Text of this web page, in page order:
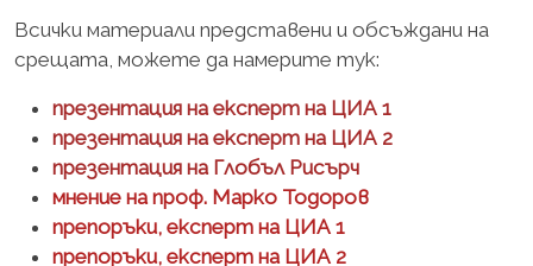
Всички материали представени и обсъждани на
срещата, можете да намерите тук:
презентация на експерт на ЦИА 1
презентация на експерт на ЦИА 2
презентация на Глобъл Рисърч
мнение на проф. Марко Тодоров
препоръки, експерт на ЦИА 1
препоръки, експерт на ЦИА 2